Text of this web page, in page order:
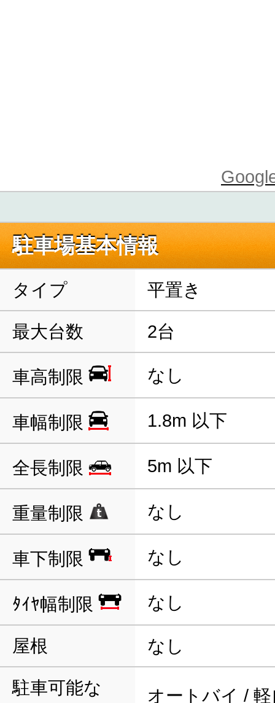
駐車場基本情報
タイプ 平置き
最大台数 2台
車高制限 なし
車幅制限 1.8m 以下
全長制限 5m 以下
重量制限 なし
車下制限 なし
ﾀｲﾔ幅制限 なし
屋根 なし
駐車可能な オートバイ /